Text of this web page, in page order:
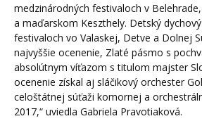
medzinárodných festivaloch v
a maďarskom Keszthely. Detský
festivaloch vo Valaskej, Detve a Dolnej
najvyššie ocenenie, Zlaté pásmo s
absolútnym víťazom s titulom majster
ocenenie získal aj sláčikový orchester
celoštátnej súťaži komornej a
2017,“ uviedla Gabriela Pravotiaková.